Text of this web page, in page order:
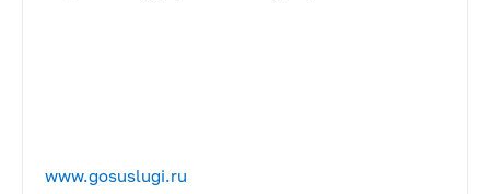
www.gosuslugi.ru